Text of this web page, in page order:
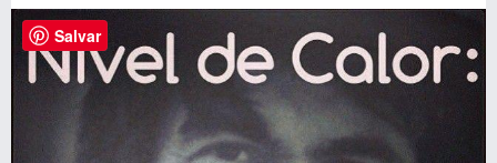
Salvar